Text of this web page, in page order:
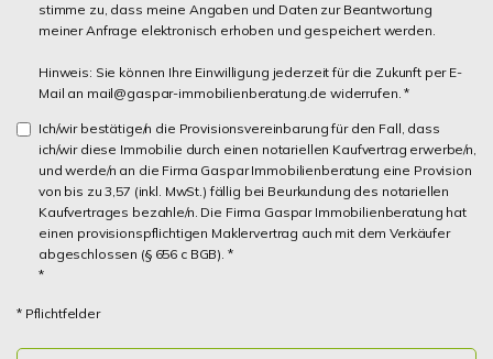
stimme zu, dass meine Angaben und Daten zur Beantwortung
meiner Anfrage elektronisch erhoben und gespeichert werden.
Hinweis: Sie können Ihre Einwilligung jederzeit für die Zukunft per E-
Mail an mail@gaspar-immobilienberatung.de widerrufen. *
Ich/wir bestätige/n die Provisionsvereinbarung für den Fall, dass
ich/wir diese Immobilie durch einen notariellen Kaufvertrag erwerbe/n,
und werde/n an die Firma Gaspar Immobilienberatung eine Provision
von bis zu 3,57 (inkl. MwSt.) fällig bei Beurkundung des notariellen
Kaufvertrages bezahle/n. Die Firma Gaspar Immobilienberatung hat
einen provisionspflichtigen Maklervertrag auch mit dem Verkäufer
abgeschlossen (§ 656 c BGB). *
*
* Pflichtfelder